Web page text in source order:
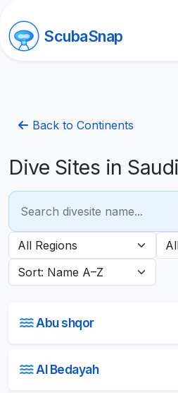
ScubaSnap
Back to Continents
Dive Sites in
Abu shqor
Al Bedayah